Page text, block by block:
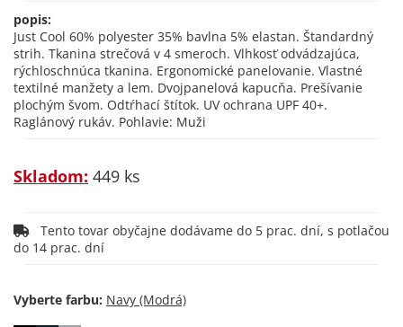
popis:
Just Cool 60% polyester 35% bavlna 5% elastan. Štandardný
strih. Tkanina strečová v 4 smeroch. Vlhkosť odvádzajúca,
rýchloschnúca tkanina. Ergonomické panelovanie. Vlastné
textilné manžety a lem. Dvojpanelová kapucňa. Prešívanie
plochým švom. Odtŕhací štítok. UV ochrana UPF 40+.
Raglánový rukáv. Pohlavie: Muži
Skladom: 449 ks
do 14 prac. dní
Vyberte farbu: